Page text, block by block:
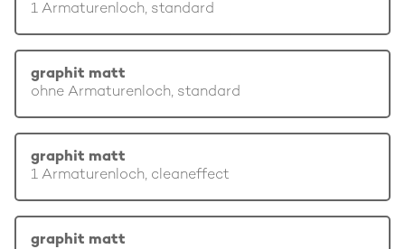
1 Armaturenloch, standard
graphit matt
ohne Armaturenloch, standard
graphit matt
1 Armaturenloch, cleaneffect
graphit matt